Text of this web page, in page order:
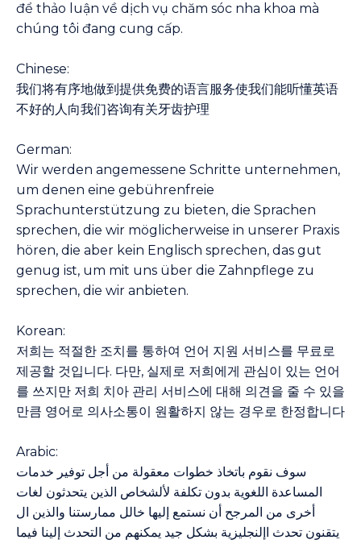
để thảo luận về dịch vụ chăm sóc nha khoa mà
chúng tôi đang cung cấp.
Chinese:
我们将有序地做到提供免费的语言服务使我们能听懂英语
不好的人向我们咨询有关牙齿护理
German:
Wir werden angemessene Schritte unternehmen,
um denen eine gebührenfreie
Sprachunterstützung zu bieten, die Sprachen
sprechen, die wir möglicherweise in unserer Praxis
hören, die aber kein Englisch sprechen, das gut
genug ist, um mit uns über die Zahnpflege zu
sprechen, die wir anbieten.
Korean:
저희는 적절한 조치를 통하여 언어 지원 서비스를 무료로
제공할 것입니다. 다만, 실제로 저희에게 관심이 있는 언어
를 쓰지만 저희 치아 관리 서비스에 대해 의견을 줄 수 있을
만큼 영어로 의사소통이 원활하지 않는 경우로 한정합니다
Arabic:
سوف نقوم باتخاذ خطوات معقولة من أجل توفير خدمات
المساعدة اللغوية بدون تكلفة لألشخاص الذين يتحدثون لغات
أخرى من المرجح أن نستمع إليها خالل ممارستنا والذين ال
يتقنون تحدث اإلنجليزية بشكل جيد يمكنهم من التحدث إلينا فيما